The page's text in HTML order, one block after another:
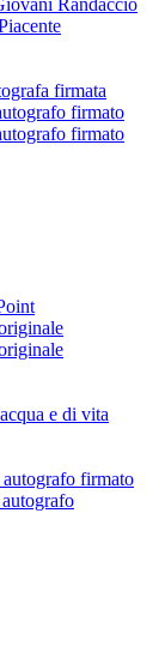
firmata
firmato
firmato
e di vita
firmato